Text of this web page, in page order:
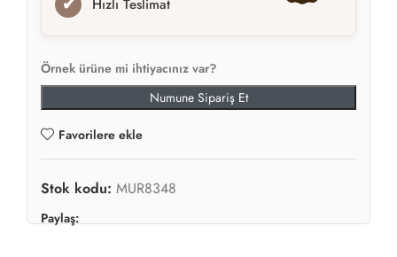
Hızlı Teslimat
Örnek ürüne mi ihtiyacınız var?
Numune Sipariş Et
Favorilere ekle
Stok kodu: MUR8348
Paylaş: